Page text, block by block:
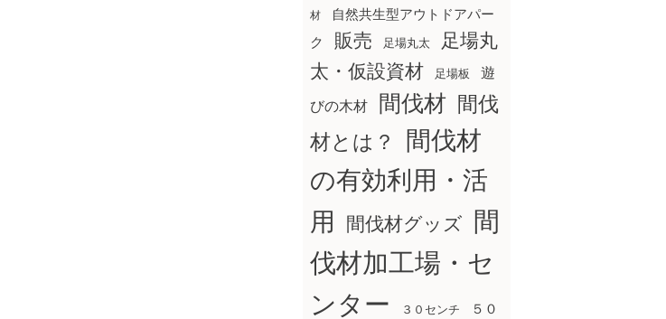
材
自然共生型アウトドアパー
ク
販売 足場丸太
足場丸
太・仮設資材
足場板 遊
びの木材 間伐材 間伐
材とは？
間伐材
の有効利用・活
用
間伐材グッズ
間
伐材加工場・セ
ンター
３０センチ ５０